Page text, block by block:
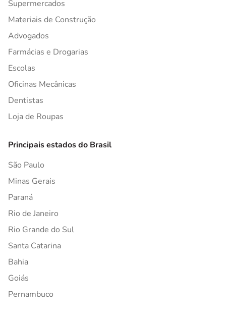
Supermercados
Materiais de Construção
Advogados
Farmácias e Drogarias
Escolas
Oficinas Mecânicas
Dentistas
Loja de Roupas
Principais estados do Brasil
São Paulo
Minas Gerais
Paraná
Rio de Janeiro
Rio Grande do Sul
Santa Catarina
Bahia
Goiás
Pernambuco